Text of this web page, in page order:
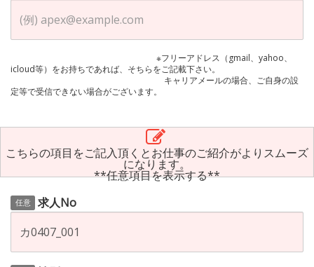
※フリーアドレス（gmail、yahoo、
icloud等）をお持ちであれば、そちらをご記載下さい。
キャリアメールの場合、ご自身の設
定等で受信できない場合がございます。
こちらの項目をご記入頂くとお仕事のご紹介がよりスムーズ
になります。
**任意項目を表示する**
任意 求人No